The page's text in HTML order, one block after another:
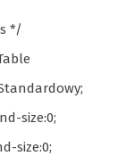
*/
size:0;
size:0;